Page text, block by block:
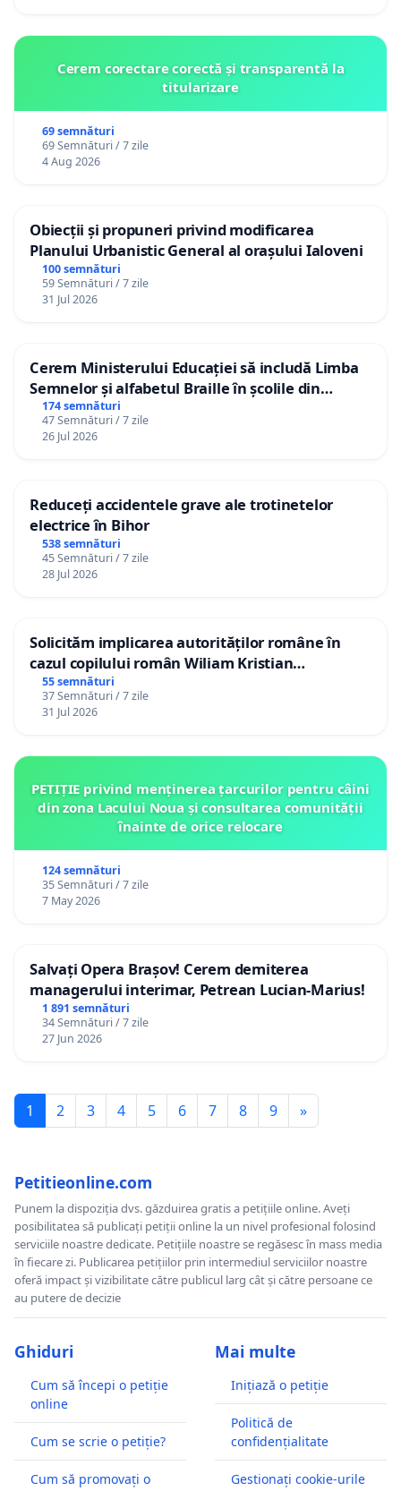
Cerem corectare corectă și transparentă la
titularizare
69 semnături
69 Semnături / 7 zile
4 Aug 2026
Obiecții și propuneri privind modificarea
Planului Urbanistic General al orașului Ialoveni
100 semnături
59 Semnături / 7 zile
31 Jul 2026
Cerem Ministerului Educației să includă Limba
Semnelor și alfabetul Braille în școlile din
Republica Moldova!
174 semnături
47 Semnături / 7 zile
26 Jul 2026
Reduceți accidentele grave ale trotinetelor
electrice în Bihor
538 semnături
45 Semnături / 7 zile
28 Jul 2026
Solicităm implicarea autorităților române în
cazul copilului român Wiliam Kristian
Gheorghe, aflat în plasament în Danemarca de
12 ani
55 semnături
37 Semnături / 7 zile
31 Jul 2026
PETIȚIE privind menținerea țarcurilor pentru câini
din zona Lacului Noua și consultarea comunității
înainte de orice relocare
124 semnături
35 Semnături / 7 zile
7 May 2026
Salvați Opera Brașov! Cerem demiterea
managerului interimar, Petrean Lucian-Marius!
1 891 semnături
34 Semnături / 7 zile
27 Jun 2026
1 2 3 4 5 6 7 8 9 »
Petitieonline.com
Punem la dispoziția dvs. găzduirea gratis a petițiile online. Aveți
posibilitatea să publicați petiții online la un nivel profesional folosind
serviciile noastre dedicate. Petițiile noastre se regăsesc în mass media
în fiecare zi. Publicarea petițiilor prin intermediul serviciilor noastre
oferă impact și vizibilitate către publicul larg cât și către persoane ce
au putere de decizie
Ghiduri
Cum să începi o petiție
online
Cum se scrie o petiție?
Cum să promovați o
Mai multe
Inițiază o petiție
Politică de
confidențialitate
Gestionați cookie-urile